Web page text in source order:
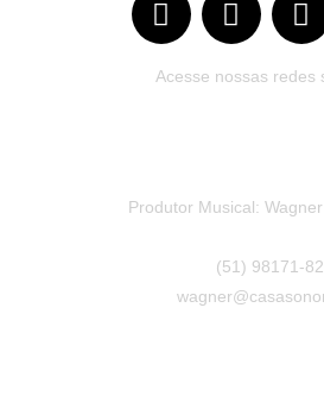
Acesse nossas redes
Produtor Musical:
(51) 98171-